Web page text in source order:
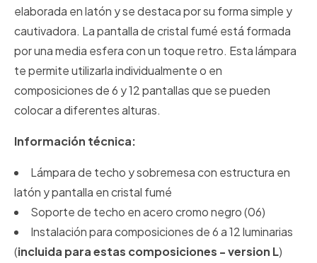
elaborada en latón y se destaca por su forma simple y
cautivadora. La pantalla de cristal fumé está formada
por una media esfera con un toque retro. Esta lámpara
te permite utilizarla individualmente o en
composiciones de 6 y 12 pantallas que se pueden
colocar a diferentes alturas.
Información técnica:
Lámpara de techo y sobremesa con estructura en
latón y pantalla en cristal fumé
Soporte de techo en acero cromo negro (06)
Instalación para composiciones de 6 a 12 luminarias
(incluida para estas composiciones - version L)